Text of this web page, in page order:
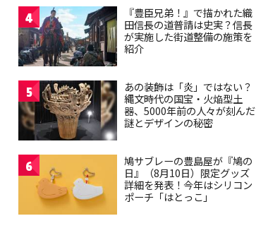
4
『豊臣兄弟！』で描かれた織
田信長の道普請は史実？信長
が実施した街道整備の施策を
紹介
5
あの装飾は「炎」ではない？
縄文時代の国宝・火焔型土
器、5000年前の人々が刻んだ
謎とデザインの秘密
6
鳩サブレーの豊島屋が『鳩の
日』（8月10日）限定グッズ
詳細を発表！今年はシリコン
ポーチ「はとっこ」